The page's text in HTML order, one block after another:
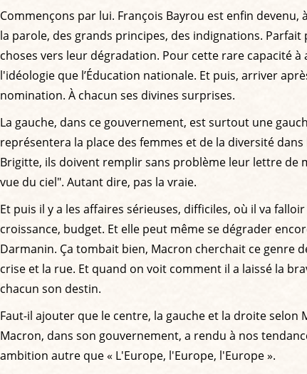
Commençons par lui. François Bayrou est enfin devenu,
la parole, des grands principes, des indignations.
choses vers leur dégradation. Pour cette rare capacité
l'idéologie que l’Éducation nationale. Et puis, arriver
nomination. À chacun ses divines surprises.
La gauche, dans ce gouvernement, est surtout une
représentera la place des femmes et de la diversité
Brigitte, ils doivent remplir sans problème leur lettre de
vue du ciel". Autant dire, pas la vraie.
Et puis il y a les affaires sérieuses, difficiles, où il va
croissance, budget. Et elle peut même se dégrader
Darmanin. Ça tombait bien, Macron cherchait ce genre
crise et la rue. Et quand on voit comment il a laissé la
chacun son destin.
Faut-il ajouter que le centre, la gauche et la droite
Macron, dans son gouvernement, a rendu à nos
ambition autre que « L'Europe, l'Europe, l'Europe ».